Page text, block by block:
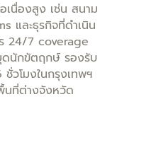
เนื่องสูง เช่น สนาม
และธุรกิจที่ดำเนิน
24/7 coverage
นักขัตฤกษ์ รองรับ
วโมงในกรุงเทพฯ
นที่ต่างจังหวัด